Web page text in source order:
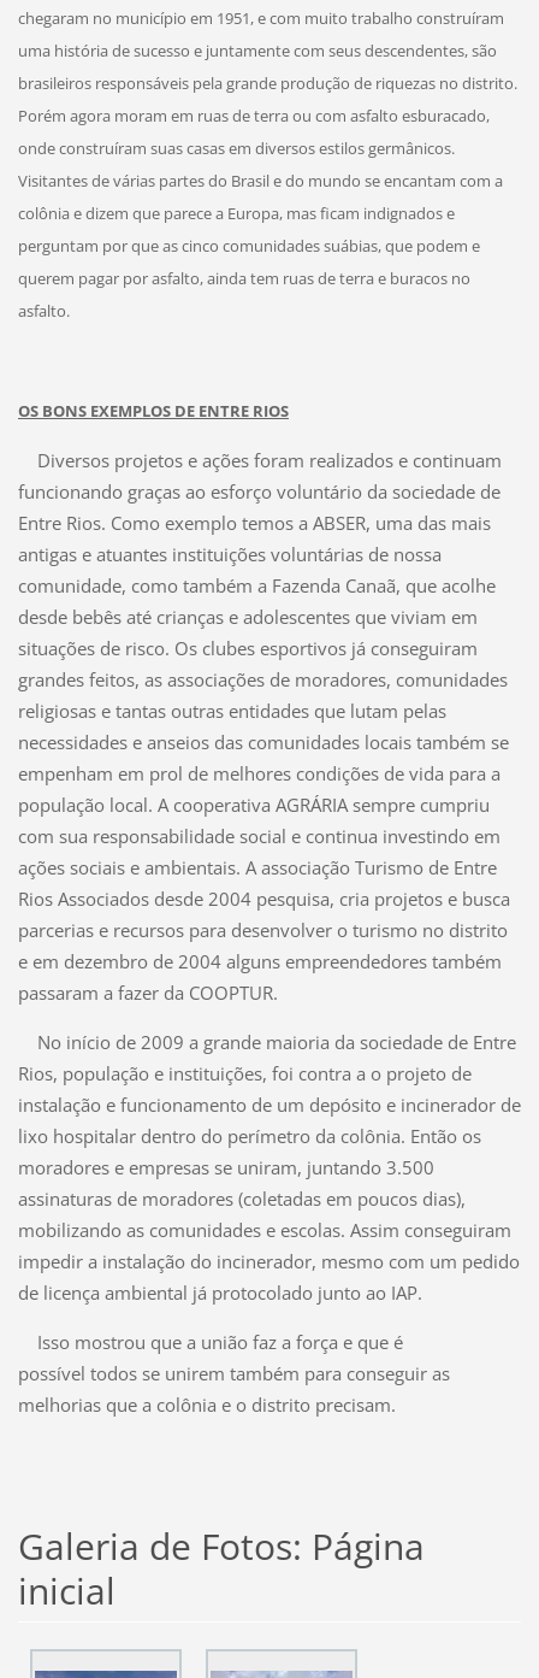
chegaram no município em 1951, e com muito trabalho construíram
uma história de sucesso e juntamente com seus descendentes, são
brasileiros responsáveis pela grande produção de riquezas no distrito.
Porém agora moram em ruas de terra ou com asfalto esburacado,
onde construíram suas casas em diversos estilos germânicos.
Visitantes de várias partes do Brasil e do mundo se encantam com a
colônia e dizem que parece a Europa, mas ficam indignados e
perguntam por que as cinco comunidades suábias, que podem e
querem pagar por asfalto, ainda tem ruas de terra e buracos no
asfalto.
OS BONS EXEMPLOS DE ENTRE RIOS
Diversos projetos e ações foram realizados e continuam
funcionando graças ao esforço voluntário da sociedade de
Entre Rios. Como exemplo temos a ABSER, uma das mais
antigas e atuantes instituições voluntárias de nossa
comunidade, como também a Fazenda Canaã, que acolhe
desde bebês até crianças e adolescentes que viviam em
situações de risco. Os clubes esportivos já conseguiram
grandes feitos, as associações de moradores, comunidades
religiosas e tantas outras entidades que lutam pelas
necessidades e anseios das comunidades locais também se
empenham em prol de melhores condições de vida para a
população local. A cooperativa AGRÁRIA sempre cumpriu
com sua responsabilidade social e continua investindo em
ações sociais e ambientais. A associação Turismo de Entre
Rios Associados desde 2004 pesquisa, cria projetos e busca
parcerias e recursos para desenvolver o turismo no distrito
e em dezembro de 2004 alguns empreendedores também
passaram a fazer da COOPTUR.
No início de 2009 a grande maioria da sociedade de Entre
Rios, população e instituições, foi contra a o projeto de
instalação e funcionamento de um depósito e incinerador de
lixo hospitalar dentro do perímetro da colônia. Então os
moradores e empresas se uniram, juntando 3.500
assinaturas de moradores (coletadas em poucos dias),
mobilizando as comunidades e escolas. Assim conseguiram
impedir a instalação do incinerador, mesmo com um pedido
de licença ambiental já protocolado junto ao IAP.
Isso mostrou que a união faz a força e que é
possível todos se unirem também para conseguir as
melhorias que a colônia e o distrito precisam.
Galeria de Fotos: Página
inicial